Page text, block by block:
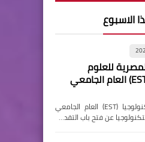
الاسبوع
للعلوم
والتكنولوجيا (EST) العام الجامعي
إعلان وظائف المصرية للعلوم والتكنولوجيا (EST) العام الجامعي